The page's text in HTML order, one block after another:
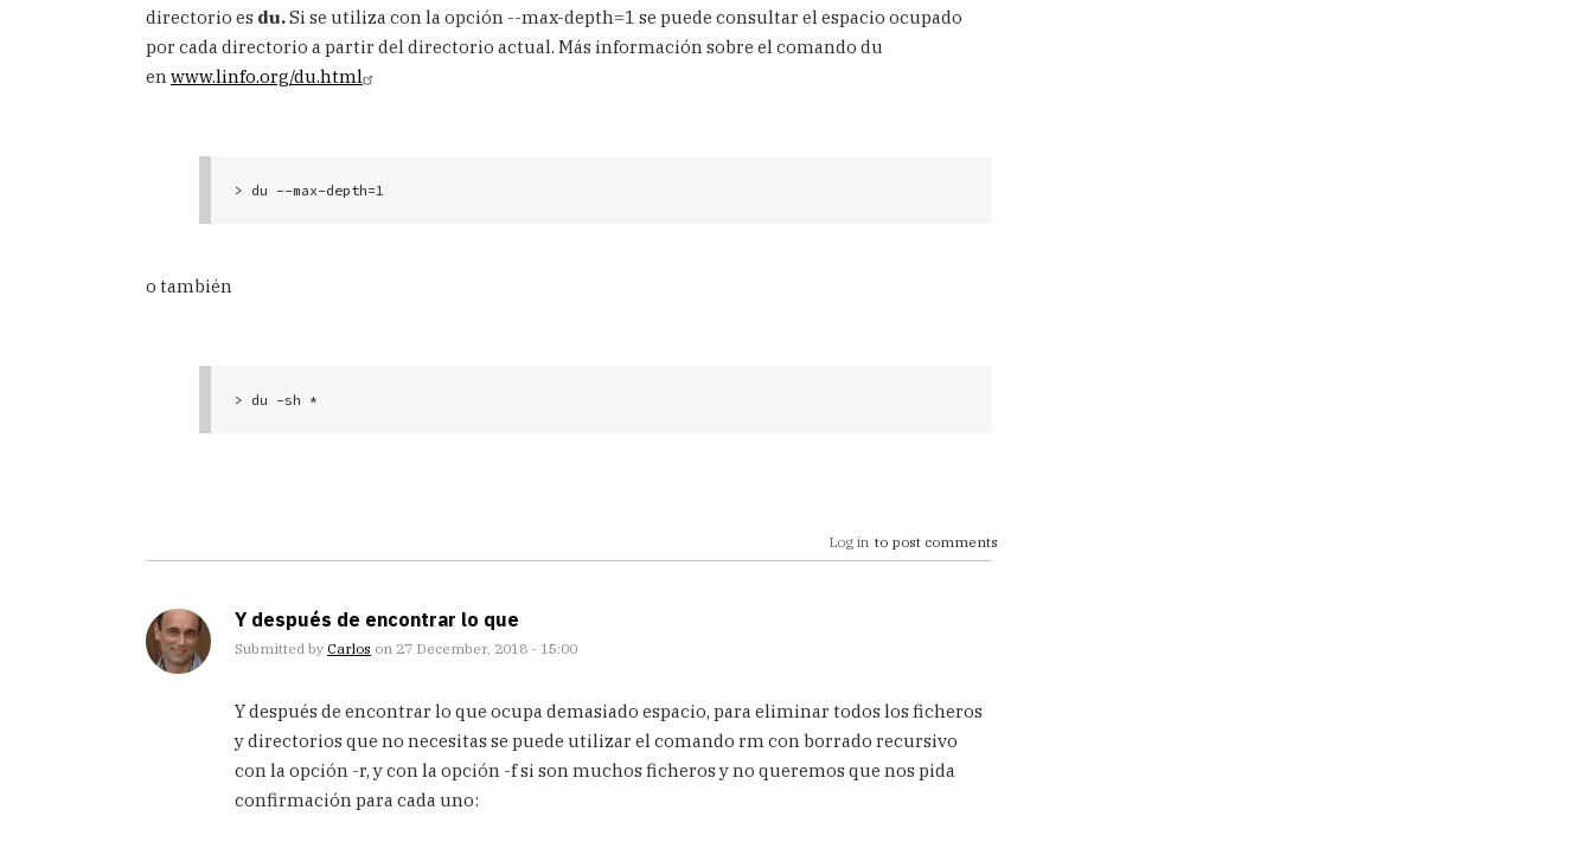
directorio es du.Si se utiliza con la opción --max-depth=1 se puede consultar el espacio ocupado
por cada directorio a partir del directorio actual. Más información sobre el comando du
en www.linfo.org/du.html
o también
> du -sh *
Log in to post comments
Y después de encontrar lo que
Submitted by Carlos on 27 December, 2018 - 15:00
reply
to
¿Tienes
problemas
de
Y después de encontrar lo que ocupa demasiado espacio, para eliminar todos los ficheros
y directorios que no necesitas se puede utilizar el comando rm con borrado recursivo
con la opción -r, y con la opción -f si son muchos ficheros y no queremos que nos pida
confirmación para cada uno: